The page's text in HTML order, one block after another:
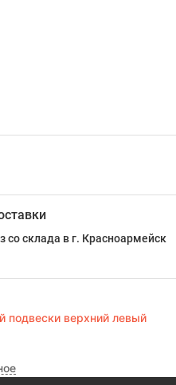
со склада в г. Красноармейск
подвески верхний левый